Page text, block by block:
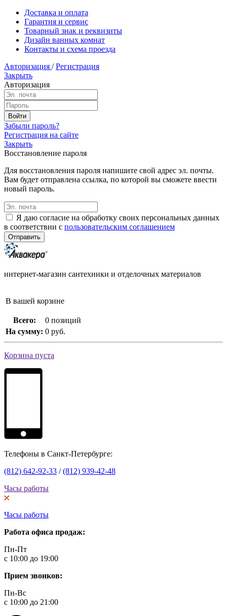
Доставка и оплата
Гарантия и сервис
Товарный знак и реквизиты
Дизайн ванных комнат
Контакты и схема проезда
Авторизация / Регистрация
Закрыть
Авторизация
Забыли пароль?
Регистрация на сайте
Закрыть
Восстановление пароля
Для восстановления пароля напишите свой адрес эл. почты.
Вам будет отправлена ссылка, по которой вы сможете ввести
новый пароль.
Я даю согласие на обработку своих персональных данных
в соответствии с пользовательским соглашением
интернет-магазин сантехники и отделочных материалов
В вашей корзине
Всего:
0 позиций
На сумму: 0 руб.
Корзина пуста
Телефоны в Санкт-Петербурге:
(812) 642-92-33 /(812) 939-42-48
Часы работы
Часы работы
Работа офиса продаж:
Пн-Пт
с 10:00 до 19:00
Прием звонков:
Пн-Вс
с 10:00 до 21:00